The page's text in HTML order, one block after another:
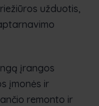
užduotis,
įrangos
įmonės ir
remonto ir